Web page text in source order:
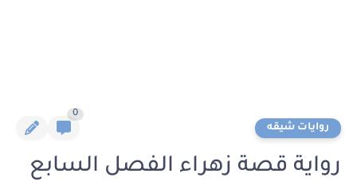
روايات شيقه
0
رواية قصة زهراء الفصل السابع